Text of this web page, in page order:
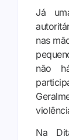
Já
nas
não
Na